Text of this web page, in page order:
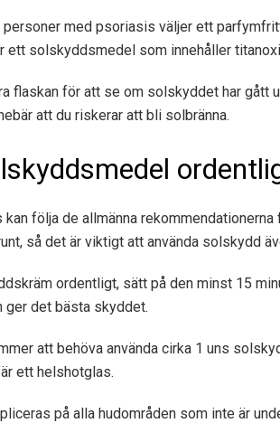
personer med psoriasis väljer ett
ett solskyddsmedel som innehåller
flaskan för att se om solskyddet har gått
att du riskerar att bli solbränna.
följa de allmänna
så det är viktigt att använda solskydd
ordentligt, sätt på den minst 15
ger det bästa skyddet.
att behöva använda cirka 1 uns
ett helshotglas.
på alla hudområden som inte är